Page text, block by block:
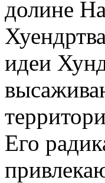
долине
идеи
Его